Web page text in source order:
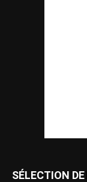
SÉLECTION DE